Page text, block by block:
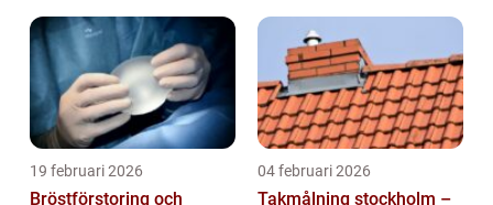
19 februari 2026
Bröstförstoring och
04 februari 2026
Takmålning stockholm –